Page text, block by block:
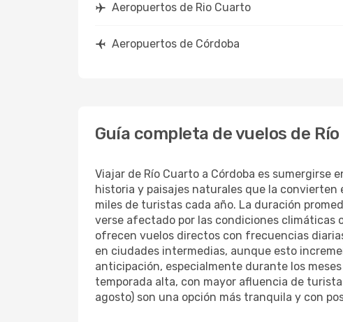
Aeropuertos de Rio Cuarto
Aeropuertos de Córdoba
Guía completa de vuelos de
Viajar de Río Cuarto a Córdoba es
historia y paisajes naturales que la convierten
miles de turistas cada año. La duración
verse afectado por las condiciones climáticas
ofrecen vuelos directos con frecuencias
en ciudades intermedias, aunque esto
anticipación, especialmente durante los
temporada alta, con mayor afluencia de
agosto) son una opción más tranquila y con